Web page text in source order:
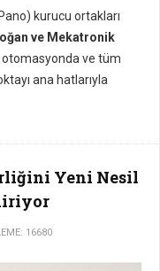
kurucu ortakları
ve Mekatronik
ve tüm
ana hatlarıyla
Yeni Nesil
16680